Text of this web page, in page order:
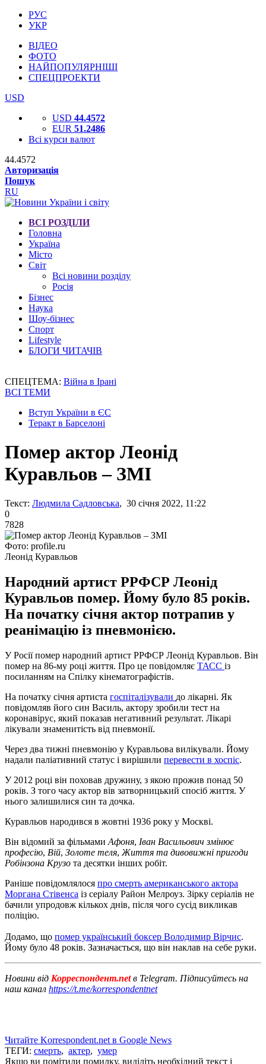
РУС
УКР
ВІДЕО
ФОТО
НАЙПОПУЛЯРНІШІ
СПЕЦПРОЕКТИ
USD
USD 44.4572
EUR 51.2486
Всі курси валют
44.4572
Авторизація
Пошук
RU
ВСІ РОЗДІЛИ
Головна
Україна
Місто
Світ
Всі новини розділу
Росія
Бізнес
Наука
Шоу-бізнес
Спорт
Lifestyle
БЛОГИ ЧИТАЧІВ
СПЕЦТЕМА: Війна в Ірані
ВСІ ТЕМИ
Вступ України в ЄС
Теракт в Барселоні
Помер актор Леонід
Куравльов – ЗМІ
Текст: Людмила Садловська, 30 січня 2022, 11:22
0
7828
Фото: profile.ru
Леонід Куравльов
Народний артист РРФСР Леонід
Куравльов помер. Йому було 85 років.
На початку січня актор потрапив у
реанімацію із пневмонією.
У Росії помер народний артист РРФСР Леонід Куравльов. Він
помер на 86-му році життя. Про це повідомляє ТАСС із
посиланням на Спілку кінематографістів.
На початку січня артиста госпіталізували до лікарні. Як
повідомляв його син Василь, актору зробили тест на
коронавірус, який показав негативний результат. Лікарі
лікували знаменитість від пневмонії.
Через два тижні пневмонію у Куравльова вилікували. Йому
надали паліативний статус і вирішили перевести в хоспіс.
У 2012 році він поховав дружину, з якою прожив понад 50
років. З того часу актор вів затворницький спосіб життя. У
нього залишилися син та дочка.
Куравльов народився в жовтні 1936 року у Москві.
Він відомий за фільмами Афоня, Іван Васильович змінює
професію, Вій, Золоте теля, Життя та дивовижні пригоди
Робінзона Крузо та десятки інших робіт.
Раніше повідомлялося про смерть американського актора
Моргана Стівенса із серіалу Район Мелроуз. Зірку серіалів не
бачили упродовж кількох днів, після чого сусід викликав
поліцію.
Додамо, що помер український боксер Володимир Вірчис.
Йому було 48 років. Зазначається, що він наклав на себе руки.
Новини від Корреспондент.netв Telegram. Підписуйтесь на
наш канал https://t.me/korrespondentnet
Читайте Korrespondent.net в Google News
ТЕГИ: смерть, актер, умер
Якщо ви помітили помилку, виділіть необхідний текст і